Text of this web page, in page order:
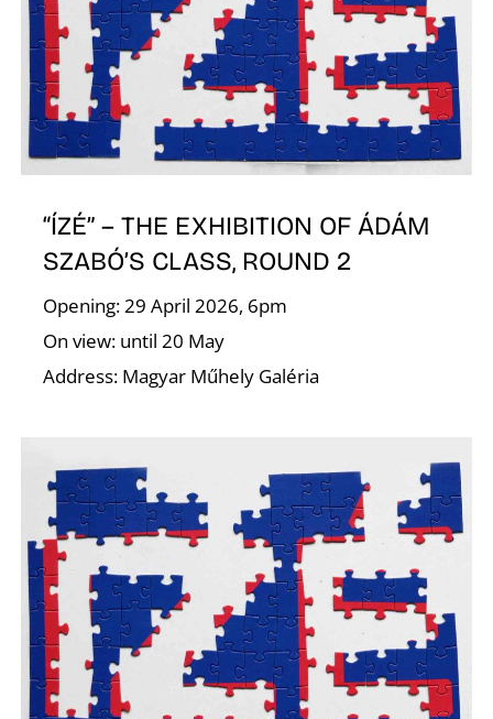
“ÍZÉ” – THE EXHIBITION OF ÁDÁM
SZABÓ’S CLASS, ROUND 2
Opening: 29 April 2026, 6pm
On view: until 20 May
Address: Magyar Műhely Galéria